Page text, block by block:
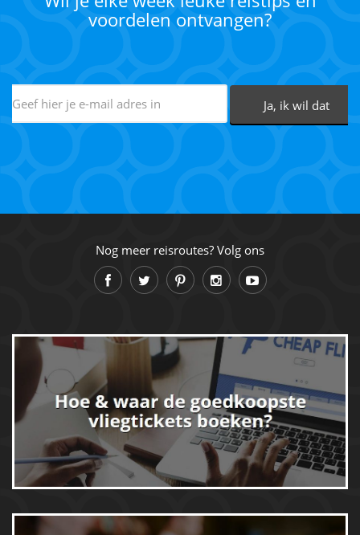
voordelen ontvangen?
Nog meer reisroutes? Volg ons